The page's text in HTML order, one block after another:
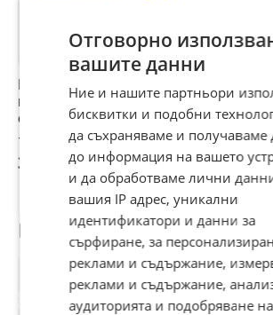
Продава ПАРЦЕЛ,
гр. Божурище,
област София
област
195 000 €
381 386,85 лв
с. Дибич, област
Шумен
62 000 €
121 261,46 лв
Потребител
Отговорно
вашите данни
Ние и нашите партньори
бисквитки и подобни
да съхраняваме и получаваме
до информация на вашето
и да обработваме лични
вашия IP адрес, уникални
идентификатори и данни за
сърфиране, за
реклами и съдържание,
реклами и съдържание,
аудиторията и подобряване на